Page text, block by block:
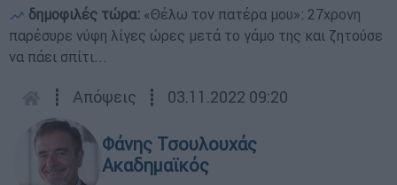
δημοφιλές τώρα: «Θέλω τον πατέρα μου»: 27χρονη
παρέσυρε νύφη λίγες ώρες μετά το γάμο της και ζητούσε
να πάει σπίτι...
┋ Απόψεις ┋ 03.11.2022 09:20
Φάνης Τσουλουχάς
Ακαδημαϊκός